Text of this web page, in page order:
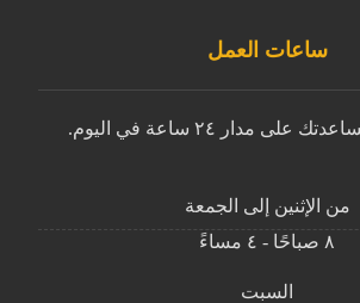
ساعات العمل
مدار ٢٤ ساعة في اليوم.
من الإثنين إلى الجمعة
٨ صباحًا - ٤ مساءً
السبت